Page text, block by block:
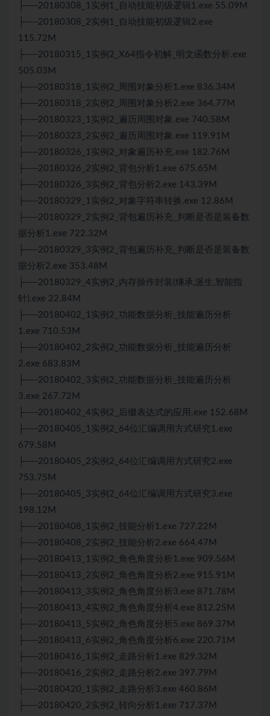
├──20180308_1实例1_自动技能初级逻辑1.exe 55.09M
├──20180308_2实例1_自动技能初级逻辑2.exe
115.72M
├──20180315_1实例2_X64指令初解_明文函数分析.exe
505.03M
├──20180318_1实例2_周围对象分析1.exe 836.34M
├──20180318_2实例2_周围对象分析2.exe 364.77M
├──20180323_1实例2_遍历周围对象.exe 740.58M
├──20180323_2实例2_遍历周围对象.exe 119.91M
├──20180326_1实例2_对象遍历补充.exe 182.76M
├──20180326_2实例2_背包分析1.exe 675.65M
├──20180326_3实例2_背包分析2.exe 143.39M
├──20180329_1实例2_对象字符串转换.exe 12.86M
├──20180329_2实例2_背包遍历补充_判断是否是装备数
据分析1.exe 722.32M
├──20180329_3实例2_背包遍历补充_判断是否是装备数
据分析2.exe 353.48M
├──20180329_4实例2_内存操作封装(继承,派生,智能指
针).exe 22.84M
├──20180402_1实例2_功能数据分析_技能遍历分析
1.exe 710.53M
├──20180402_2实例2_功能数据分析_技能遍历分析
2.exe 683.83M
├──20180402_3实例2_功能数据分析_技能遍历分析
3.exe 267.72M
├──20180402_4实例2_后缀表达式的应用.exe 152.68M
├──20180405_1实例2_64位汇编调用方式研究1.exe
679.58M
├──20180405_2实例2_64位汇编调用方式研究2.exe
753.75M
├──20180405_3实例2_64位汇编调用方式研究3.exe
198.12M
├──20180408_1实例2_技能分析1.exe 727.22M
├──20180408_2实例2_技能分析2.exe 664.47M
├──20180413_1实例2_角色角度分析1.exe 909.56M
├──20180413_2实例2_角色角度分析2.exe 915.91M
├──20180413_3实例2_角色角度分析3.exe 871.78M
├──20180413_4实例2_角色角度分析4.exe 812.25M
├──20180413_5实例2_角色角度分析5.exe 869.37M
├──20180413_6实例2_角色角度分析6.exe 220.71M
├──20180416_1实例2_走路分析1.exe 829.32M
├──20180416_2实例2_走路分析2.exe 397.79M
├──20180420_1实例2_走路分析3.exe 460.86M
├──20180420_2实例2_转向分析1.exe 717.37M